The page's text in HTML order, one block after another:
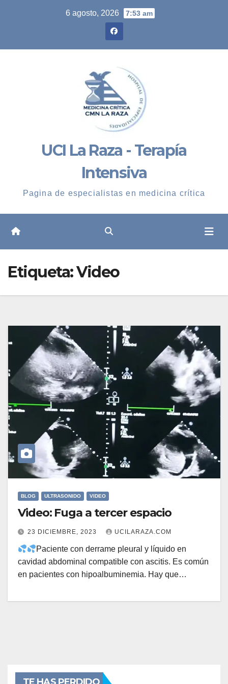
6 agosto, 2026 7:53 am
UCI La Raza - Terapía
Intensiva
Pagina de especialistas en medicina crítica
Etiqueta:Video
BLOG ULTRASONIDO VIDEO
Video: Fuga a tercer espacio
23 DICIEMBRE, 2023 UCILARAZA.COM
Paciente con derrame pleural y líquido en
cavidad abdominal compatible con ascitis. Es común
en pacientes con hipoalbuminemia. Hay que…